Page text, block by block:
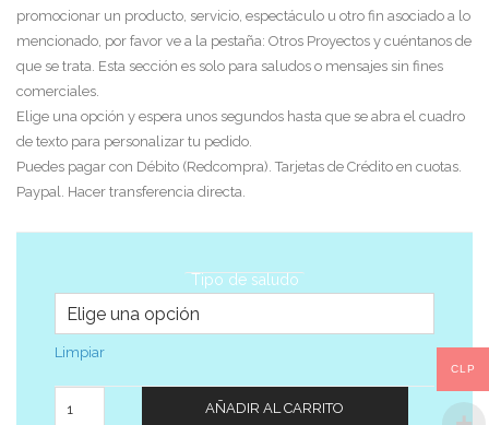
promocionar un producto, servicio, espectáculo u otro fin asociado a lo
mencionado, por favor ve a la pestaña: Otros Proyectos y cuéntanos de
que se trata. Esta sección es solo para saludos o mensajes sin fines
comerciales.
Elige una opción y espera unos segundos hasta que se abra el cuadro
de texto para personalizar tu pedido.
Puedes pagar con Débito (Redcompra). Tarjetas de Crédito en cuotas.
Paypal. Hacer transferencia directa.
Tipo de saludo
Limpiar
AÑADIR AL CARRITO
CLP